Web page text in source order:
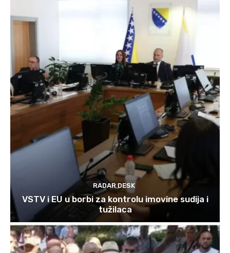
RADAR DESK
VSTV i EU u borbi za kontrolu imovine sudija i
tužilaca